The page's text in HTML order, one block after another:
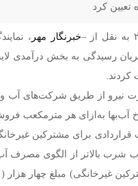
تعیین کرد
خبرنگار مهر ،
نیرو از طریق شرکت‌های
آب‌بها به‌ازای هر مترمکعب
بالاتر از الگوی مصرف